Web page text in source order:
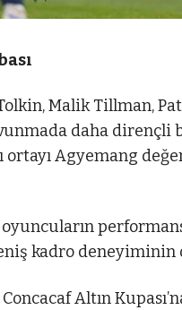
Malik Tillman,
daha
ortayı Agyemang
kadro deneyiminin
Altın